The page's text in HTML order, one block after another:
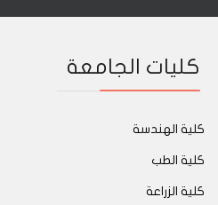
كليات الجامعة
كلية الهندسة
كلية الطب
كلية الزراعة